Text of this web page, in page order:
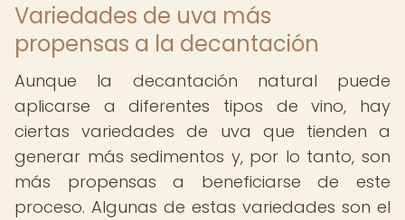
Variedades de uva más
propensas a la decantación
Aunque la decantación natural puede
aplicarse a diferentes tipos de vino, hay
ciertas variedades de uva que tienden a
generar más sedimentos y, por lo tanto, son
más propensas a beneficiarse de este
proceso. Algunas de estas variedades son el